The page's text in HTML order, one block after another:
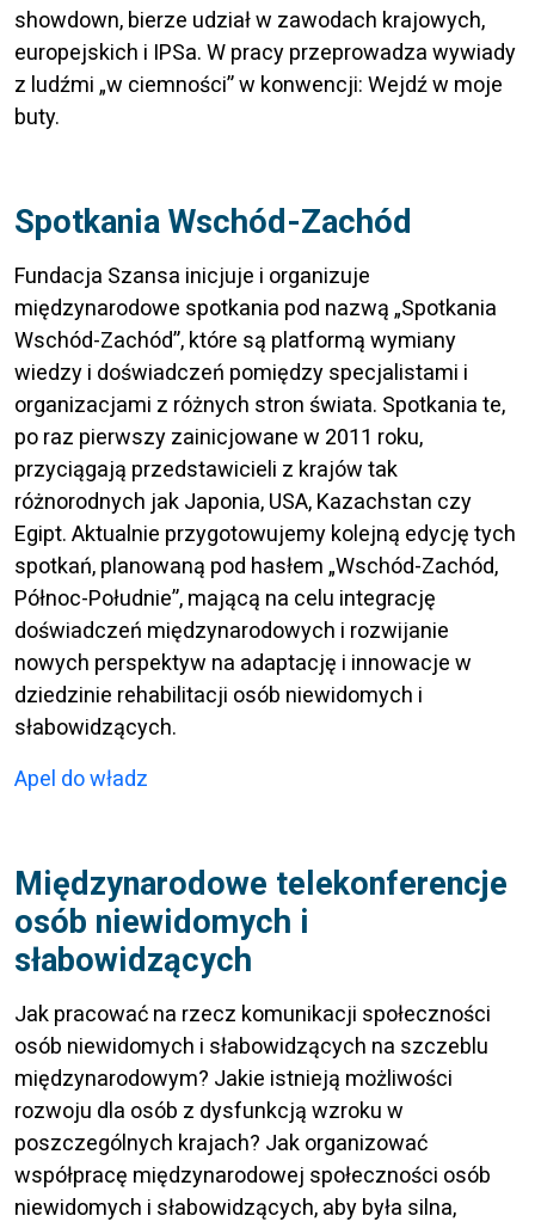
showdown, bierze udział w zawodach krajowych,
europejskich i IPSa. W pracy przeprowadza wywiady
z ludźmi „w ciemności” w konwencji: Wejdź w moje
buty.
Spotkania Wschód-Zachód
Fundacja Szansa inicjuje i organizuje
międzynarodowe spotkania pod nazwą „Spotkania
Wschód-Zachód”, które są platformą wymiany
wiedzy i doświadczeń pomiędzy specjalistami i
organizacjami z różnych stron świata. Spotkania te,
po raz pierwszy zainicjowane w 2011 roku,
przyciągają przedstawicieli z krajów tak
różnorodnych jak Japonia, USA, Kazachstan czy
Egipt. Aktualnie przygotowujemy kolejną edycję tych
spotkań, planowaną pod hasłem „Wschód-Zachód,
Północ-Południe”, mającą na celu integrację
doświadczeń międzynarodowych i rozwijanie
nowych perspektyw na adaptację i innowacje w
dziedzinie rehabilitacji osób niewidomych i
słabowidzących.
Apel do władz
Międzynarodowe telekonferencje
osób niewidomych i
słabowidzących
Jak pracować na rzecz komunikacji społeczności
osób niewidomych i słabowidzących na szczeblu
międzynarodowym? Jakie istnieją możliwości
rozwoju dla osób z dysfunkcją wzroku w
poszczególnych krajach? Jak organizować
współpracę międzynarodowej społeczności osób
niewidomych i słabowidzących, aby była silna,